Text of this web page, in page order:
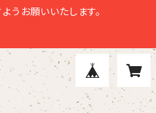
お願いいたします。